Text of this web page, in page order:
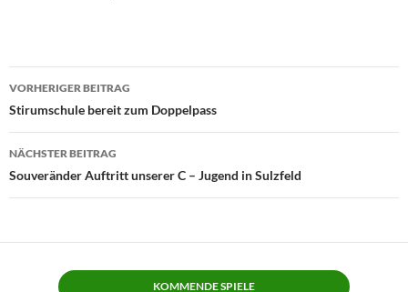
Beitragsnavigation
VORHERIGER BEITRAG
Stirumschule bereit zum Doppelpass
NÄCHSTER BEITRAG
Souveränder Auftritt unserer C – Jugend in Sulzfeld
KOMMENDE SPIELE